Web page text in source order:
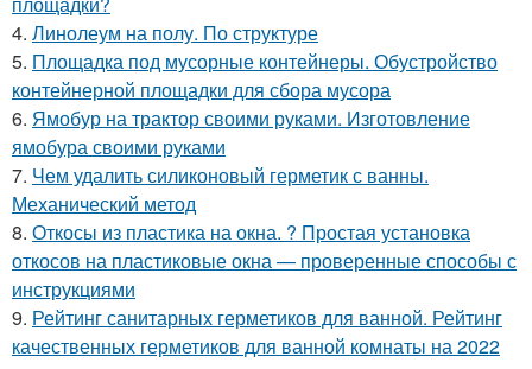
4. Линолеум на полу. По структуре
5. Площадка под мусорные контейнеры. Обустройство
контейнерной площадки для сбора мусора
6. Ямобур на трактор своими руками. Изготовление
ямобура своими руками
7. Чем удалить силиконовый герметик с ванны.
Механический метод
8. Откосы из пластика на окна. ? Простая установка
откосов на пластиковые окна — проверенные способы с
инструкциями
9. Рейтинг санитарных герметиков для ванной. Рейтинг
качественных герметиков для ванной комнаты на 2022